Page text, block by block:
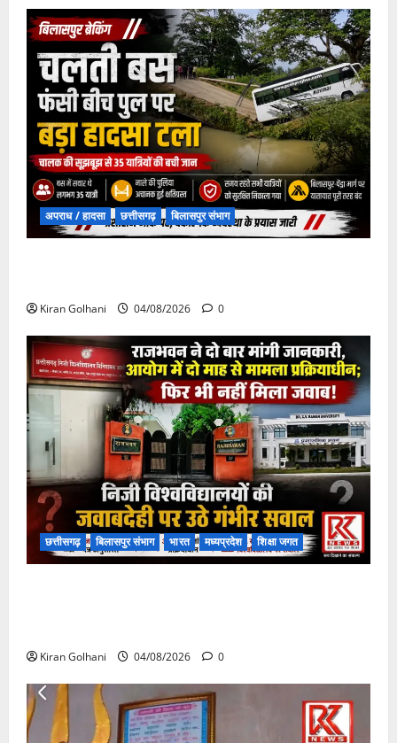
अपराध / हादसा छत्तीसगढ़ बिलासपुर संभाग
Kiran Golhani 04/08/2026 0
छत्तीसगढ़ बिलासपुर संभाग भारत मध्यप्रदेश शिक्षा जगत
Kiran Golhani 04/08/2026 0